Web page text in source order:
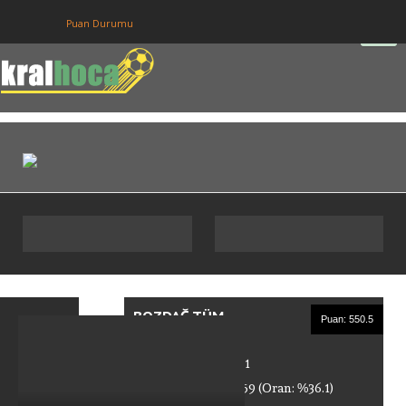
Anasayfa
Puan Durumu
Puan Durumu
BOZDAĞ TÜM
Puan: 550.5
Toplam Tahmin: 441
Bildiği Maç Sayısı: 159 (Oran: %36.1)